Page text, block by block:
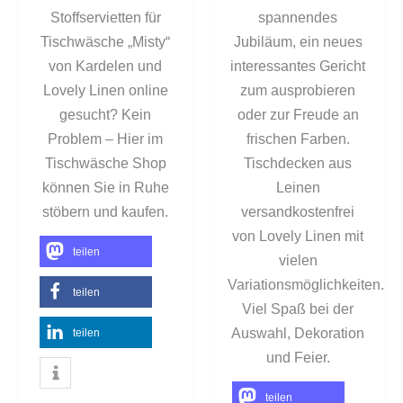
Stoffservietten für
Tischwäsche „Misty“
von Kardelen und
Lovely Linen online
gesucht? Kein
Problem – Hier im
Tischwäsche Shop
können Sie in Ruhe
stöbern und kaufen.
teilen
teilen
teilen
spannendes
Jubiläum, ein neues
interessantes Gericht
zum ausprobieren
oder zur Freude an
frischen Farben.
Tischdecken aus
Leinen
versandkostenfrei
von Lovely Linen mit
vielen
Variationsmöglichkeiten.
Viel Spaß bei der
Auswahl, Dekoration
und Feier.
teilen